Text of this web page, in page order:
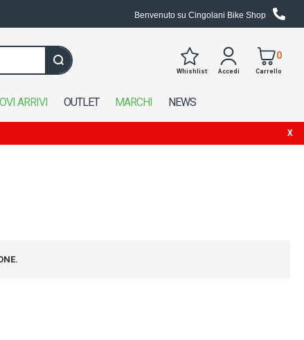
Benvenuto su Cingolani Bike Shop
Accedi
Whishlist
0
Carrello
ARRIVI OUTLET MARCHI NEWS